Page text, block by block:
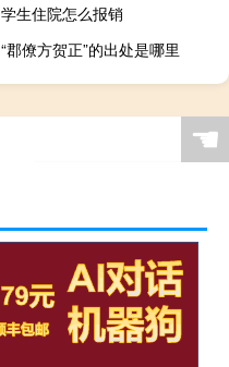
学生住院怎么报销
“郡僚方贺正”的出处是哪里
☚